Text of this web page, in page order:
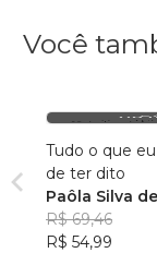
Você
Tudo o que
de ter dito
Paôla Silva
R$ 69,46
R$ 54,99